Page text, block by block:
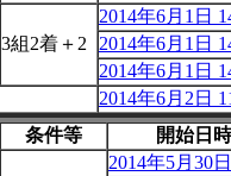
3組2着＋2
2014年6月1日
2014年6月1日
2014年6月1日
2014年6月2日
条件等
開始日時
2014年5月30